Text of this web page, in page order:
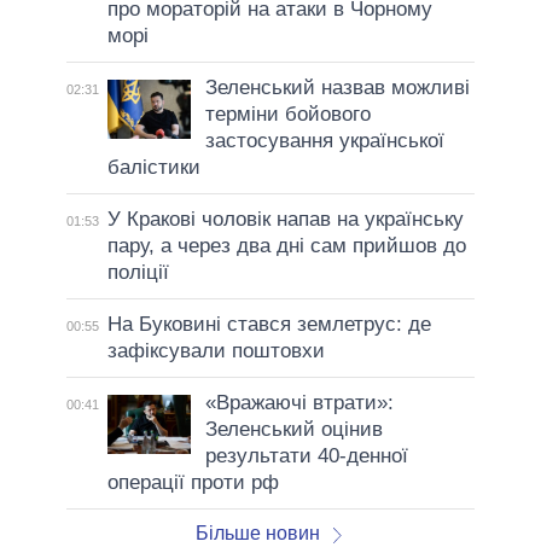
про мораторій на атаки в Чорному
морі
02:31
Зеленський назвав можливі
терміни бойового
застосування української
балістики
01:53 У Кракові чоловік напав на українську
пару, а через два дні сам прийшов до
поліції
00:55
На Буковині стався землетрус: де
зафіксували поштовхи
00:41
«Вражаючі втрати»:
Зеленський оцінив
результати 40-денної
операції проти рф
Більше новин